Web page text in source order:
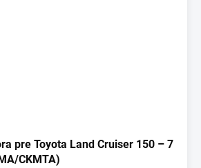
pre Toyota Land Cruiser 150 – 7
CKMTA)